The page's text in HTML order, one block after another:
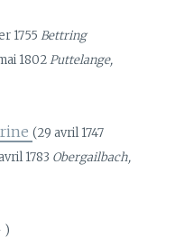
1755Bettring
1802Puttelange,
(29 avril 1747
1783 Obergailbach,
)